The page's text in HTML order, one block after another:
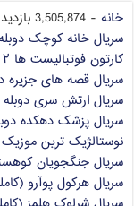
خانه - 3,505,874 بازدید
سریال خانه کوچک
کارتون فوتبالیست ها ۲ – کامل (دوبله فارسی)
سریال قصه های جزیره
سریال ارتش سری
سریال پزشک دهکده
نوستالژیک ترین
سریال جنگجویان
سریال هرکول پوآرو